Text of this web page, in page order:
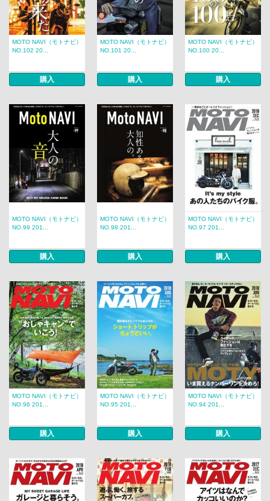
MOTO NAVI（モトナビ）
NO.102 20...
購入
MOTO NAVI（モトナビ）
NO.101 20...
購入
MOTO NAVI（モトナビ）
NO.100 20...
購入
MOTO NAVI（モトナビ）
NO.99 201...
購入
MOTO NAVI（モトナビ）
NO.98 201...
購入
MOTO NAVI（モトナビ）
NO.97 201...
購入
MOTO NAVI（モトナビ）
NO.96 201...
購入
MOTO NAVI（モトナビ）
NO.95 201...
購入
MOTO NAVI（モトナビ）
NO.94 201...
購入